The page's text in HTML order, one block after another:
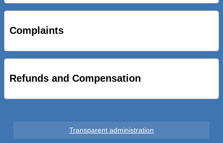
CICLOPEDONALE FAL CONSEGNA ALLA CITTA’ LE NOVE
OPERE DEL PROGETTO
AL VIA SERVIZIO DI BIKE SHARING A POTENZA CON
VAIMOO PER UTENTI FAL SCONTI SULL’UTILIZZO DELLE
Complaints
Refunds and Compensation
Transparent administration